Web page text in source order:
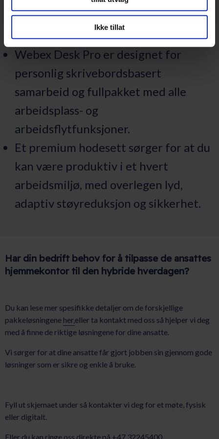
Ikke tillat
ytelsen er lik eller bedre enn på
kontoret.
Webex Desk Pro er designet for
personlig skrivebordsbasert
samarbeid og fullpakket med alle
arbeidsplass- og
arbeidsflytfunksjoner.
Et premium hodesett sørger for at du
kan være produktiv i et hvert
arbeidsmiljø, med overlegen lyd,
adaptiv støyreduksjon og sikkerhet.
Har din bedrift behov for å tilpasse de ansattes
hjemmekontor til den hybride hverdagen?
Du kan lese mer spesifikke detaljer om de forskjellige
pakkeløsningene her,eller ta kontakt med oss så hjelper vi deg
med å finne de riktige løsningene for dine ansatte.
Vi sørger for at dine ansatte får gjort jobben sin gjennom gode
løsninger som er sikre og enkle å bruke.
Fyll ut skjemaet under så kontakter vi deg for et møte, fysisk
eller digitalt.
Eller du kan ringe oss direkte på +47 32245400